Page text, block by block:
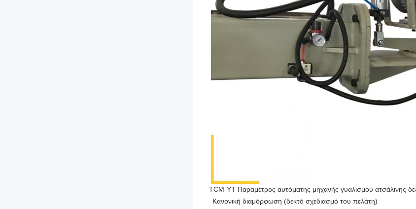
ΤCM-YT Παραμέτρος αυτόματης μηχανής γυαλισμού ατσάλινης
Κανονική διαμόρφωση (δεκτό σχεδιασμό του πελάτη)